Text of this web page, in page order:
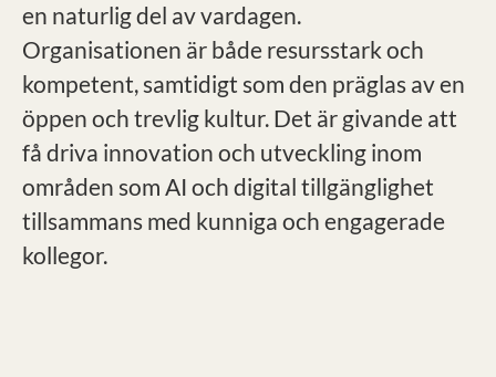
en naturlig del av vardagen.
Organisationen är både resursstark och
kompetent, samtidigt som den präglas av en
öppen och trevlig kultur. Det är givande att
få driva innovation och utveckling inom
områden som AI och digital tillgänglighet
tillsammans med kunniga och engagerade
kollegor.